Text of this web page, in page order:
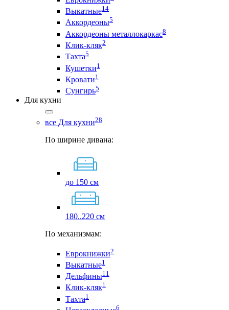
Выкатные14
Аккордеоны5
Аккордеоны металлокаркас8
Клик-кляк2
Тахта5
Кушетки1
Кровати1
Сунгирь5
Для кухни
все Для кухни28
По ширине дивана:
до 150 см
180..220 см
По механизмам:
Еврокнижки2
Выкатные1
Дельфины11
Клик-кляк1
Тахта1
6